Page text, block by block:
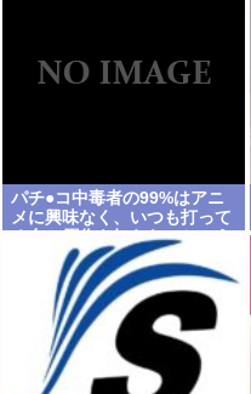
パチ●コ中毒者の99%はアニ
メに興味なく、いつも打って
る台の原作も知らないという
不都合な真実